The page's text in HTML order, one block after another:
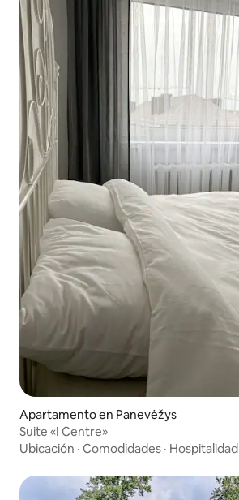
Apartamento en Panevėžys
Suite «I Centre»
Ubicación · Comodidades · Hospitalidad